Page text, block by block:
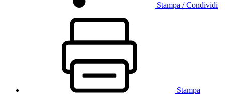
Stampa / Condividi
Stampa